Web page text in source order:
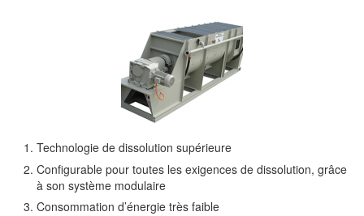
Technologie de dissolution supérieure
Configurable pour toutes les exigences de dissolution, grâce
à son système modulaire
Consommation d’énergie très faible